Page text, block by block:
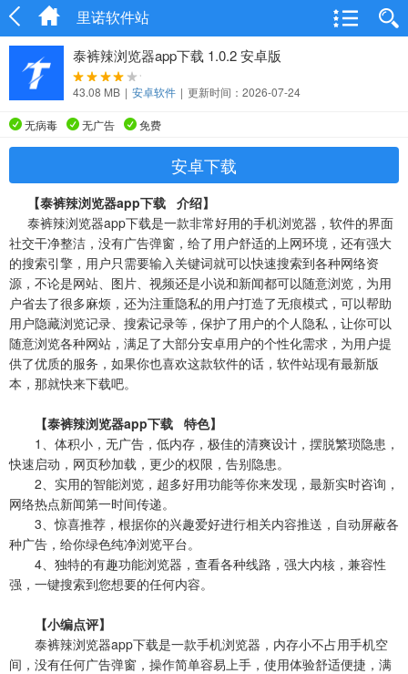
里诺软件站
泰裤辣浏览器app下载 1.0.2 安卓版
43.08 MB | 安卓软件 | 更新时间：2026-07-24
无病毒 无广告 免费
安卓下载
【泰裤辣浏览器app下载 介绍】
泰裤辣浏览器app下载是一款非常好用的手机浏览器，软件的界面
社交干净整洁，没有广告弹窗，给了用户舒适的上网环境，还有强大
的搜索引擎，用户只需要输入关键词就可以快速搜索到各种网络资
源，不论是网站、图片、视频还是小说和新闻都可以随意浏览，为用
户省去了很多麻烦，还为注重隐私的用户打造了无痕模式，可以帮助
用户隐藏浏览记录、搜索记录等，保护了用户的个人隐私，让你可以
随意浏览各种网站，满足了大部分安卓用户的个性化需求，为用户提
供了优质的服务，如果你也喜欢这款软件的话，软件站现有最新版
本，那就快来下载吧。
【泰裤辣浏览器app下载 特色】
1、体积小，无广告，低内存，极佳的清爽设计，摆脱繁琐隐患，
快速启动，网页秒加载，更少的权限，告别隐患。
2、实用的智能浏览，超多好用功能等你来发现，最新实时咨询，
网络热点新闻第一时间传递。
3、惊喜推荐，根据你的兴趣爱好进行相关内容推送，自动屏蔽各
种广告，给你绿色纯净浏览平台。
4、独特的有趣功能浏览器，查看各种线路，强大内核，兼容性
强，一键搜索到您想要的任何内容。
【小编点评】
泰裤辣浏览器app下载是一款手机浏览器，内存小不占用手机空
间，没有任何广告弹窗，操作简单容易上手，使用体验舒适便捷，满